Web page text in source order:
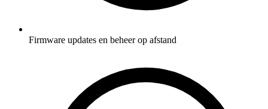
Firmware updates en beheer op afstand